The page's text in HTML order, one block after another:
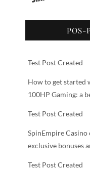
POS-
Test Post Created
How to get started
100HP Gaming: a
Test Post Created
SpinEmpire
exclusive bonuses
Test Post Created